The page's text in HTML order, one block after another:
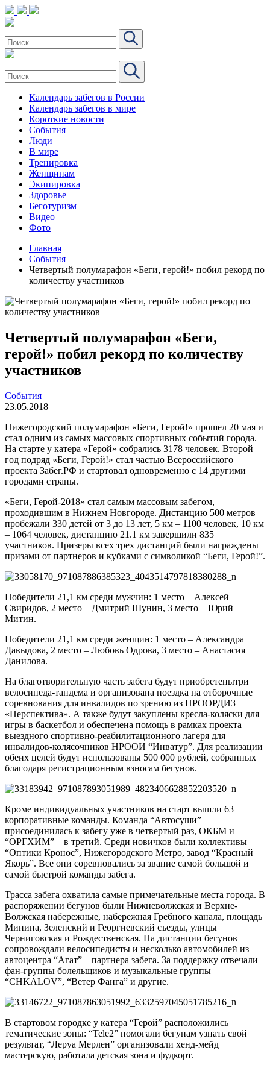
Календарь забегов в России
Календарь забегов в мире
Короткие новости
События
Люди
В мире
Тренировка
Женщинам
Экипировка
Здоровье
Беготуризм
Видео
Фото
Главная
События
Четвертый полумарафон «Беги, герой!» побил рекорд по
количеству участников
Четвертый полумарафон «Беги,
герой!» побил рекорд по количеству
участников
События
23.05.2018
Нижегородский полумарафон «Беги, Герой!» прошел 20 мая и
стал одним из самых массовых спортивных событий города.
На старте у катера «Герой» собрались 3178 человек. Второй
год подряд «Беги, Герой!» стал частью Всероссийского
проекта Забег.РФ и стартовал одновременно с 14 другими
городами страны.
«Беги, Герой-2018» стал самым массовым забегом,
проходившим в Нижнем Новгороде. Дистанцию 500 метров
пробежали 330 детей от 3 до 13 лет, 5 км – 1100 человек, 10 км
– 1064 человек, дистанцию 21.1 км завершили 835
участников. Призеры всех трех дистанций были награждены
призами от партнеров и кубками с символикой “Беги, Герой!”.
Победители 21,1 км среди мужчин: 1 место – Алексей
Свиридов, 2 место – Дмитрий Шунин, 3 место – Юрий
Митин.
Победители 21,1 км среди женщин: 1 место – Александра
Давыдова, 2 место – Любовь Одрова, 3 место – Анастасия
Данилова.
На благотворительную часть забега будут приобретенытри
велосипеда-тандема и организована поездка на отборочные
соревнования для инвалидов по зрению из НРООРДИЗ
«Перспектива». А также будут закуплены кресла-коляски для
игры в баскетбол и обеспечена помощь в рамках проекта
выездного спортивно-реабилитационного лагеря для
инвалидов-колясочников НРООИ “Инватур”. Для реализации
обеих целей будут использованы 500 000 рублей, собранных
благодаря регистрационным взносам бегунов.
Кроме индивидуальных участников на старт вышли 63
корпоративные команды. Команда “Автосуши”
присоединилась к забегу уже в четвертый раз, ОКБМ и
“ОРГХИМ” – в третий. Среди новичков были коллективы
“Оптики Кронос”, Нижегородского Метро, завод “Красный
Якорь”. Все они соревновались за звание самой большой и
самой быстрой команды забега.
Трасса забега охватила самые примечательные места города. В
распоряжении бегунов были Нижневолжская и Верхне-
Волжская набережные, набережная Гребного канала, площадь
Минина, Зеленский и Георгиевский съезды, улицы
Черниговская и Рождественская. На дистанции бегунов
сопровождали велосипедисты и несколько автомобилей из
автоцентра “Агат” – партнера забега. За поддержку отвечали
фан-группы болельщиков и музыкальные группы
“CHKALOV”, “Ветер Фанга” и другие.
В стартовом городке у катера “Герой” расположились
тематические зоны: “Tele2” помогали бегунам узнать свой
результат, “Леруа Мерлен” организовали хенд-мейд
мастерскую, работала детская зона и фудкорт.